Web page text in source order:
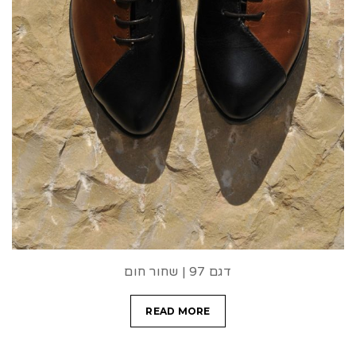
דגם 97 | שחור חום
READ MORE